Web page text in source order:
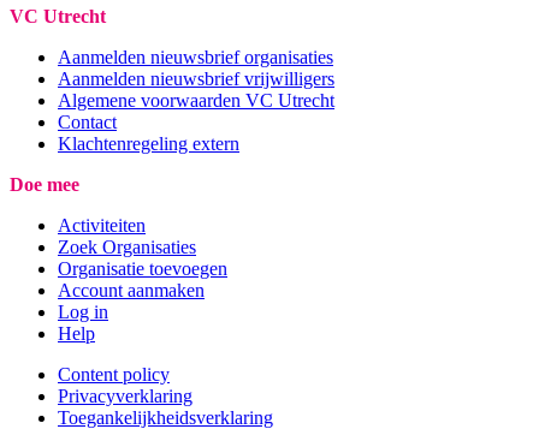
VC Utrecht
Aanmelden nieuwsbrief organisaties
Aanmelden nieuwsbrief vrijwilligers
Algemene voorwaarden VC Utrecht
Contact
Klachtenregeling extern
Doe mee
Activiteiten
Zoek Organisaties
Organisatie toevoegen
Account aanmaken
Log in
Help
Content policy
Privacyverklaring
Toegankelijkheidsverklaring